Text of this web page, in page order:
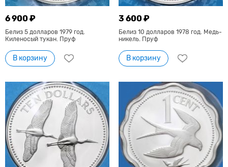
6 900 ₽
Белиз 5 долларов 1979 год.
Киленосый тукан. Пруф
В корзину
3 600 ₽
Белиз 10 долларов 1978 год. Медь-
никель. Пруф
В корзину